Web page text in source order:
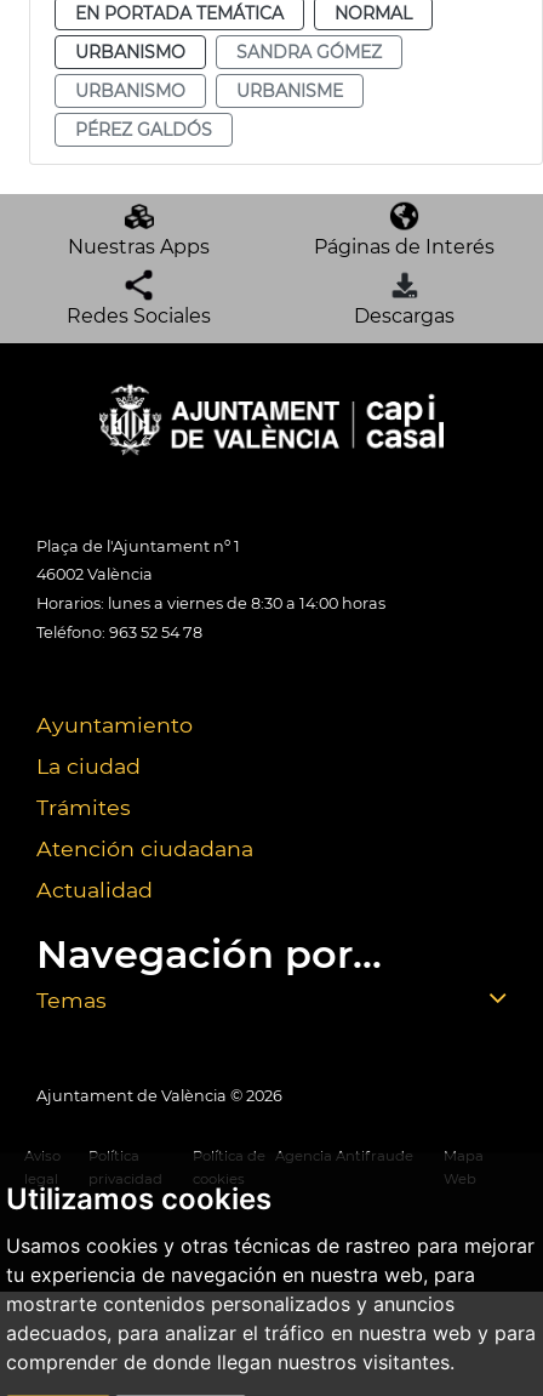
Utilizamos cookies
Usamos cookies y otras técnicas de rastreo para mejorar
tu experiencia de navegación en nuestra web, para
mostrarte contenidos personalizados y anuncios
adecuados, para analizar el tráfico en nuestra web y para
comprender de donde llegan nuestros visitantes.
EN PORTADA TEMÁTICA
NORMAL
URBANISMO
SANDRA GÓMEZ
URBANISMO
URBANISME
PÉREZ GALDÓS
Nuestras Apps Páginas de Interés
Redes Sociales Descargas
Plaça de l'Ajuntament nº 1
46002 València
Horarios: lunes a viernes de 8:30 a 14:00 horas
Teléfono: 963 52 54 78
Ayuntamiento
La ciudad
Trámites
Atención ciudadana
Actualidad
Navegación por...
Temas
Ajuntament de València © 2026
Aviso
legal
Política
privacidad
Política de
cookies
Agencia Antifraude
Mapa
Web